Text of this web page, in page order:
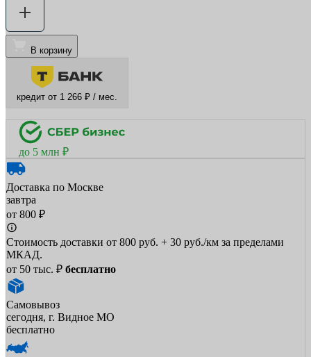
В корзину
кредит от 1 266 ₽ / мес.
до 5 млн ₽
Доставка по Москве
завтра
от 800 ₽
Стоимость доставки от 800 руб. + 30 руб./км за пределами
МКАД.
от 50 тыс. ₽ бесплатно
Самовывоз
сегодня, г. Видное МО
бесплатно